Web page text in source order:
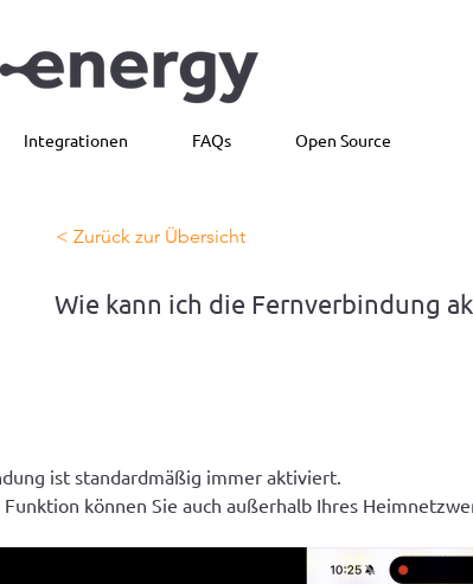
Integrationen FAQs Open Source
< Zurück zur Übersicht
Wie kann ich die Fernverbindung
ist standardmäßig immer aktiviert.
können Sie auch außerhalb Ihres